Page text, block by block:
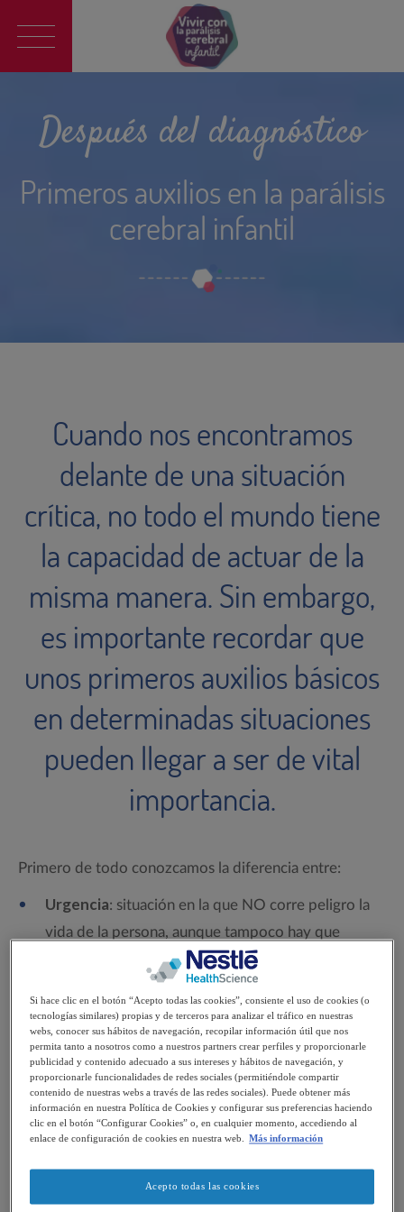
navigation
Después del diagnóstico
Primeros auxilios en la parálisis
cerebral infantil
Cuando nos encontramos
delante de una situación
crítica, no todo el mundo tiene
la capacidad de actuar de la
misma manera. Sin embargo,
es importante recordar que
unos primeros auxilios básicos
en determinadas situaciones
pueden llegar a ser de vital
importancia.
Primero de todo conozcamos la diferencia entre:
Urgencia: situación en la que NO corre peligro la
vida de la persona, aunque tampoco hay que
retrasar demasiado prestarle atención.
: situación urgente en la que SI está en
peligro la vida de la persona. Requiere atención
inminente.
Guía de primeros auxilios en
cerebral infantil
Si hace clic en el botón “Acepto todas las cookies”, consiente el uso de cookies (o
tecnologías similares) propias y de terceros para analizar el tráfico en nuestras
webs, conocer sus hábitos de navegación, recopilar información útil que nos
permita tanto a nosotros como a nuestros partners crear perfiles y proporcionarle
publicidad y contenido adecuado a sus intereses y hábitos de navegación, y
proporcionarle funcionalidades de redes sociales (permitiéndole compartir
contenido de nuestras webs a través de las redes sociales). Puede obtener más
información en nuestra Política de Cookies y configurar sus preferencias haciendo
clic en el botón “Configurar Cookies” o, en cualquier momento, accediendo al
enlace de configuración de cookies en nuestra web. Más información
Acepto todas las cookies